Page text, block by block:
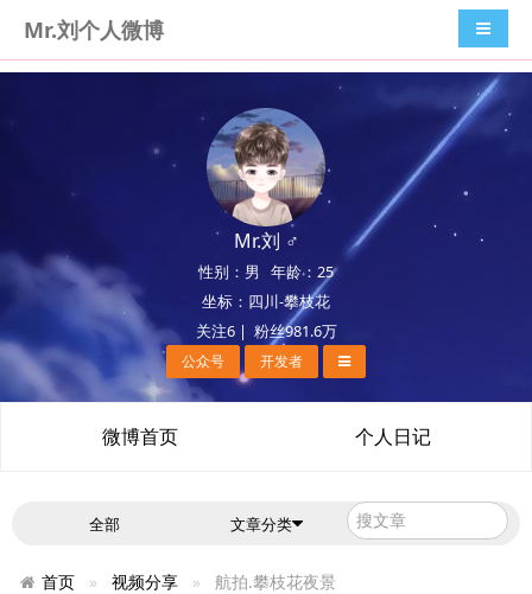
Mr.刘个人微博 导航切
Mr.刘 ♂
性别：男 年龄：25
坐标：四川-攀枝花
关注6 | 粉丝981.6万
公众号 开发者
微博首页 个人日记
全部 文章分类
首页 视频分享 航拍.攀枝花夜景